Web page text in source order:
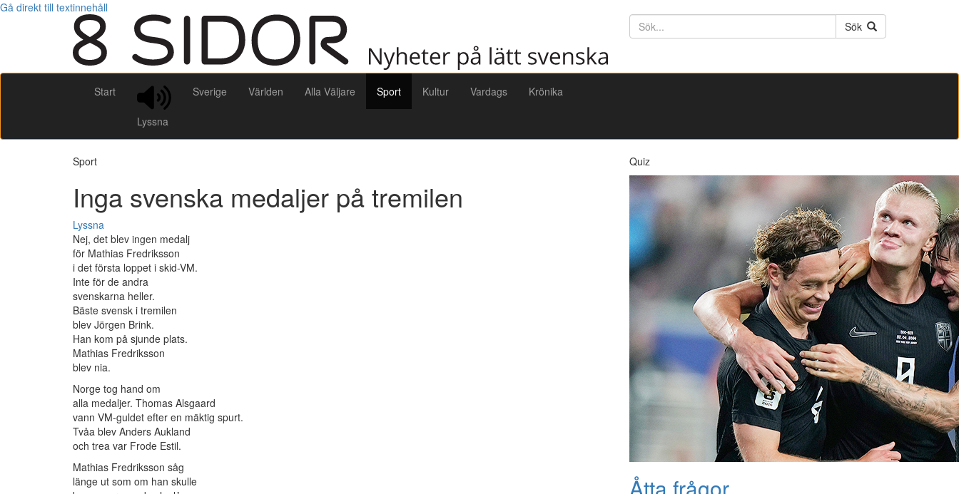
Gå direkt till textinnehåll
Söktext
Sök
Start
Lyssna
Sverige Världen Alla Väljare Sport Kultur Vardags Krönika
Sport
Inga svenska medaljer på tremilen
Lyssna
Nej, det blev ingen medalj
för Mathias Fredriksson
i det första loppet i skid-VM.
Inte för de andra
svenskarna heller.
Bäste svensk i tremilen
blev Jörgen Brink.
Han kom på sjunde plats.
Mathias Fredriksson
blev nia.
Norge tog hand om
alla medaljer. Thomas Alsgaard
vann VM-guldet efter en mäktig spurt.
Tvåa blev Anders Aukland
och trea var Frode Estil.
Mathias Fredriksson såg
länge ut som om han skulle
Quiz